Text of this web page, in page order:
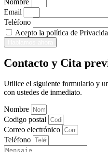
Email
Teléfono
Acepto la política de
Contacto y Cita
Utilice el siguiente formulario y
con ustedes de inmediato.
Nombre
Codigo postal
Correo electrónico
Teléfono